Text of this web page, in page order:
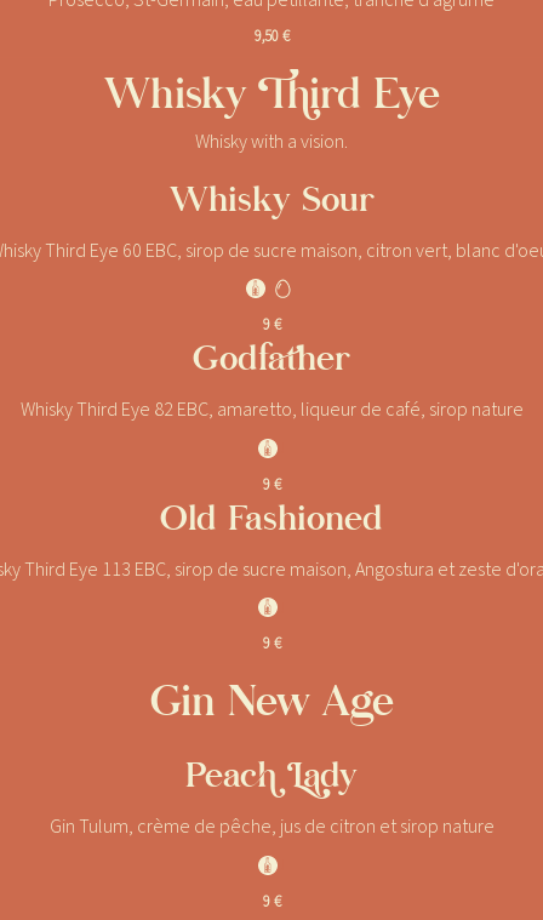
9,50 €
Whisky Third Eye
Whisky with a vision.
Whisky Sour
Third Eye 60 EBC, sirop de sucre maison, citron vert, blanc
9 €
J
Godfather
Whisky Third Eye 82 EBC, amaretto, liqueur de café, sirop nature
9 €
Old Fashioned
Third Eye 113 EBC, sirop de sucre maison, Angostura et zeste
9 €
Gin New Age
Peach Lady
Gin Tulum, crème de pêche, jus de citron et sirop nature
9 €